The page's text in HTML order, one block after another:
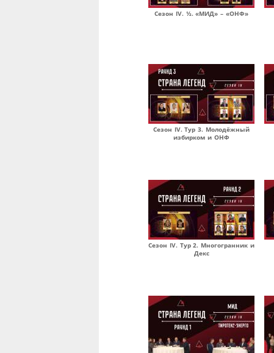
Сезон IV. ½. «МИД» – «ОНФ»
Сезон IV. Тур 3. Молодёжный
избирком и ОНФ
Сезон IV. Тур 2. Многогранник и
Декс